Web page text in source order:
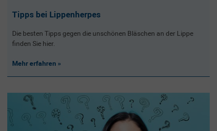
Tipps bei Lippenherpes
Die besten Tipps gegen die unschönen Bläschen an der Lippe
finden Sie hier.
Mehr erfahren